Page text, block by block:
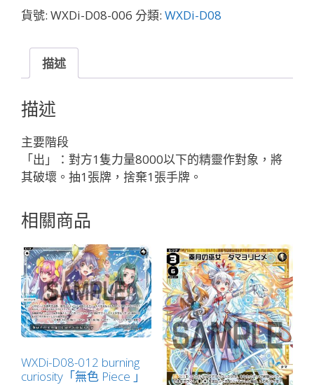
花
椿
「紅
色
輔
助
分
身
花
代
」
量
貨號: WXDi-D08-006 分類: WXDi-D08
描述
描述
主要階段
「出」：對方1隻力量8000以下的精靈作對象，將
其破壞。抽1張牌，捨棄1張手牌。
相關商品
WXDi-D08-012 burning
curiosity「無色 Piece 」